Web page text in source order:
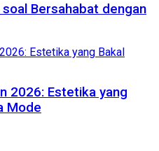
Bersahabat dengan
2026: Estetika yang
Mode